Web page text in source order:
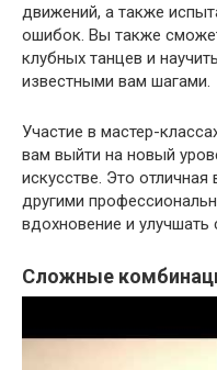
движений, а также
ошибок. Вы также
клубных танцев и
известными вам шагами.
Участие в мастер-
вам выйти на новый
искусстве. Это
другими
вдохновение и улучшать
Сложные